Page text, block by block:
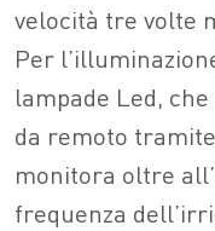
velocità tre volte
Per
lampade Led,
da remoto
monitora oltre
frequenza